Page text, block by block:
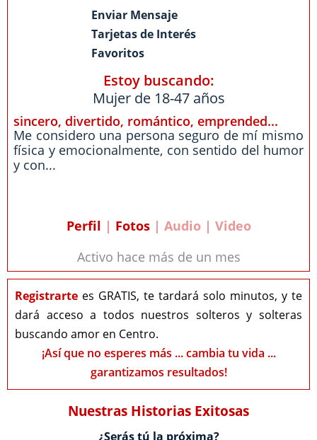
Enviar Mensaje
Tarjetas de Interés
Favoritos
Estoy buscando:
Mujer de 18-47 años
sincero, divertido, romántico, emprended...
Me considero una persona seguro de mí mismo
física y emocionalmente, con sentido del humor
y con...
Perfil | Fotos| Audio | Video
Activo hace más de un mes
Registrarte es GRATIS, te tardará solo minutos, y te
dará acceso a todos nuestros solteros y solteras
buscando amor en Centro.
¡Así que no esperes más ... cambia tu vida ...
garantizamos resultados!
Nuestras Historias Exitosas
¿Serás tú la próxima?